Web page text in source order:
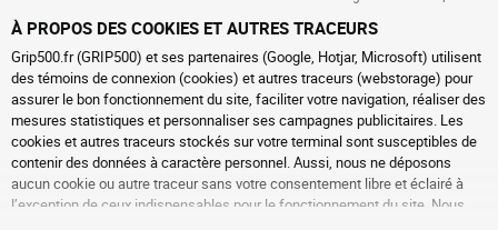
À PROPOS DES COOKIES ET AUTRES TRACEURS
Grip500.fr (GRIP500) et ses partenaires (Google, Hotjar, Microsoft) utilisent
des témoins de connexion (cookies) et autres traceurs (webstorage) pour
assurer le bon fonctionnement du site, faciliter votre navigation, réaliser des
mesures statistiques et personnaliser ses campagnes publicitaires. Les
cookies et autres traceurs stockés sur votre terminal sont susceptibles de
contenir des données à caractère personnel. Aussi, nous ne déposons
aucun cookie ou autre traceur sans votre consentement libre et éclairé à
l’exception de ceux indispensables pour le fonctionnement du site. Nous